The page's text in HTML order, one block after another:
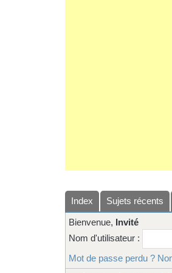
Index Sujets récents
Bienvenue, Invité
Nom d'utilisateur :
Mot de passe perdu ?